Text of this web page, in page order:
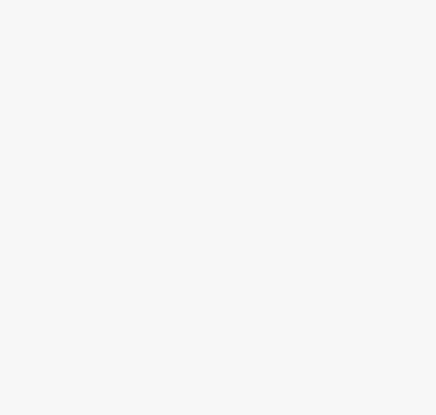
Temperaturschwankungen, eher kalte Winter)